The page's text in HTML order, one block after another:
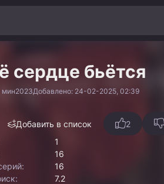
сердце бьётся
мин2023Добавлено: 24-02-2025, 02:39
Добавить в список 2
1
16
16
7.2